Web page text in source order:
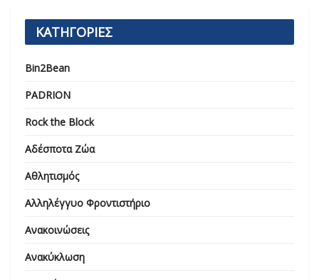
ΚΑΤΗΓΟΡΙΕΣ
Bin2Bean
PADRION
Rock the Block
Αδέσποτα Ζώα
Αθλητισμός
Αλληλέγγυο Φροντιστήριο
Ανακοινώσεις
Ανακύκλωση